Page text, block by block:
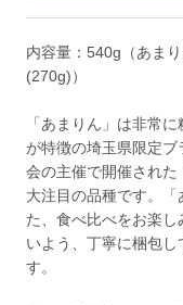
内容量：540g（あま
(270g)）
「あまりん」は非常
が特徴の埼玉県限定
会の主催で開催された
大注目の品種です。
た、食べ比べをお楽
いよう、丁寧に梱包
す。